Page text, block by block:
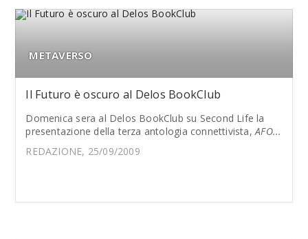
METAVERSO
Il Futuro è oscuro al Delos BookClub
Domenica sera al Delos BookClub su Second Life la
presentazione della terza antologia connettivista,AFO...
REDAZIONE, 25/09/2009